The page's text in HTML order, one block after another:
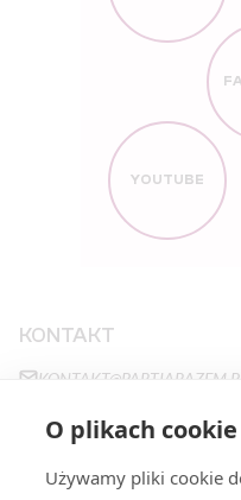
O plikach
Używamy pliki cookie
YOUTUBE
KONTAKT
+48663483923